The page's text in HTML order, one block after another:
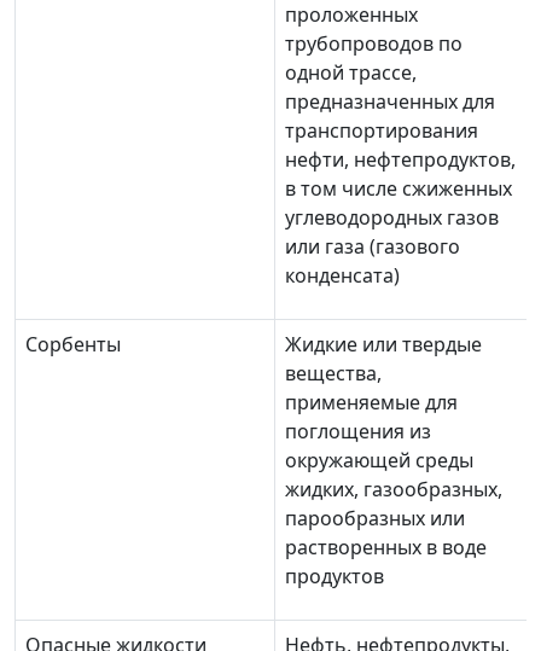
проложенных
трубопроводов по
одной трассе,
предназначенных для
транспортирования
нефти, нефтепродуктов,
в том числе сжиженных
углеводородных газов
или газа (газового
конденсата)
Сорбенты
Жидкие или твердые
вещества,
применяемые для
поглощения из
окружающей среды
жидких, газообразных,
парообразных или
растворенных в воде
продуктов
Опасные жидкости Нефть, нефтепродукты,